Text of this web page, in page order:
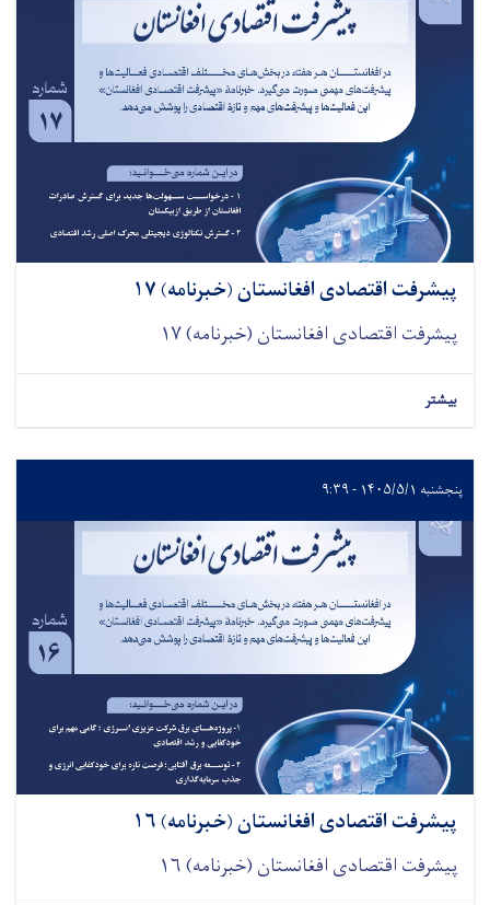
پیشرفت اقتصادی افغانستان (خبرنامه) ۱۷
پیشرفت اقتصادی افغانستان (خبرنامه) ۱۷
بیشتر
پنجشنبه ۱۴۰۵/۵/۱ - ۹:۳۹
پیشرفت اقتصادی افغانستان (خبرنامه) ۱۶
پیشرفت اقتصادی افغانستان (خبرنامه) ۱۶